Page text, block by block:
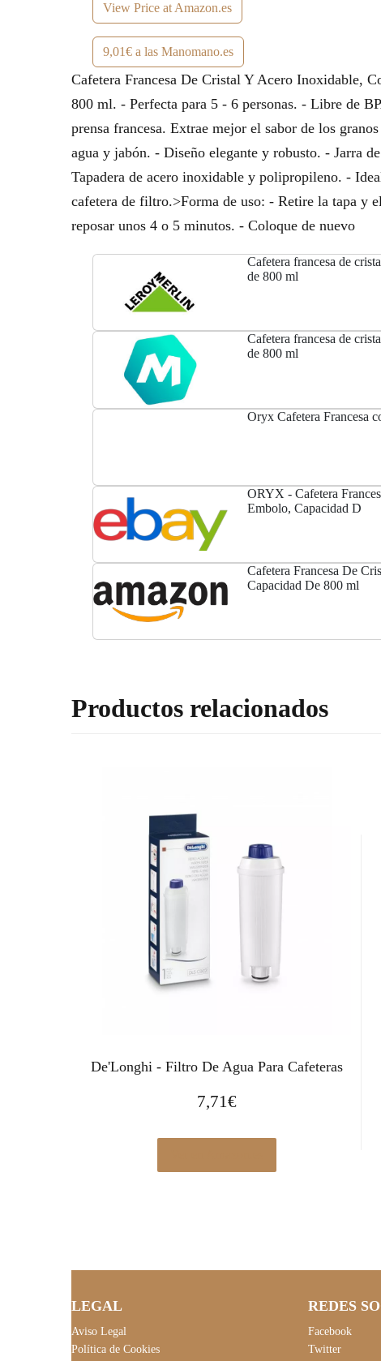
View Price at Amazon.es
9,01€ a las Manomano.es
Cafetera Francesa De Cristal Y Acero Inoxidable,
800 ml. - Perfecta para 5 - 6 personas. - Libre de
prensa francesa. Extrae mejor el sabor de los
agua y jabón. - Diseño elegante y robusto. - Jarra
Tapadera de acero inoxidable y polipropileno. -
cafetera de filtro.>Forma de uso: - Retire la tapa y
reposar unos 4 o 5 minutos. - Coloque de nuevo
Cafetera francesa de
de 800 ml
Cafetera francesa de
de 800 ml
Oryx Cafetera Francesa
ORYX - Cafetera
Embolo, Capacidad D
Cafetera Francesa De
Capacidad De 800 ml
Productos relacionados
De'Longhi - Filtro De Agua Para Cafeteras
7,71€
LEGAL
Aviso Legal
Política de Cookies
REDES
Facebook
Twitter